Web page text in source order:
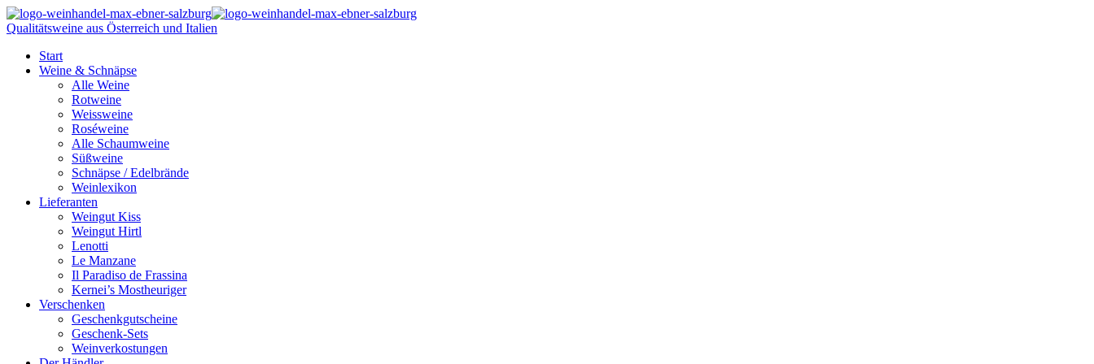
Qualitätsweine aus Österreich und Italien
Start
Weine & Schnäpse
Alle Weine
Rotweine
Weissweine
Roséweine
Alle Schaumweine
Süßweine
Schnäpse / Edelbrände
Weinlexikon
Lieferanten
Weingut Kiss
Weingut Hirtl
Lenotti
Le Manzane
Il Paradiso de Frassina
Kernei’s Mostheuriger
Verschenken
Geschenkgutscheine
Geschenk-Sets
Weinverkostungen